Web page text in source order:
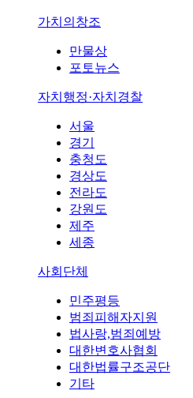
가치의창조
만물상
포토뉴스
자치행정·자치경찰
서울
경기
충청도
경상도
전라도
강원도
제주
세종
사회단체
민주평등
범죄피해자지원
법사랑,범죄예방
대한변호사협회
대한법률구조공단
기타